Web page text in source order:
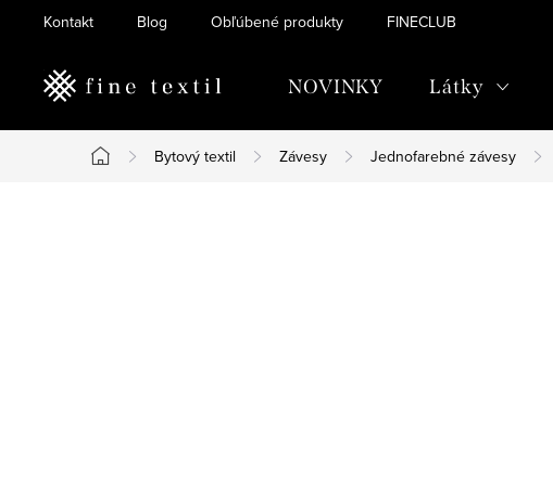
Kontakt Blog Obľúbené produkty FINECLUB
NOVINKY Látky
Domov
Bytový textil Závesy Jednofarebné závesy